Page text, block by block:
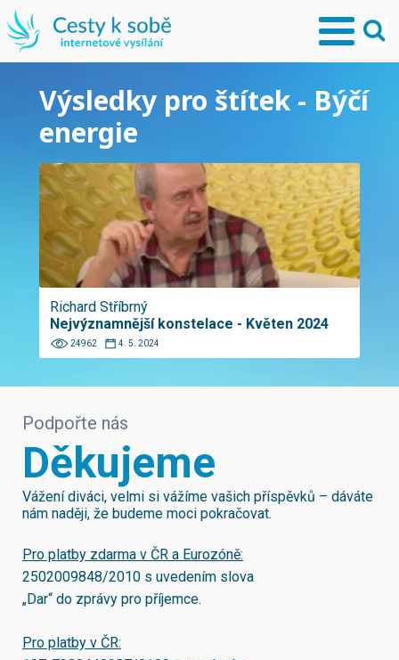
Výsledky pro štítek - Býčí
energie
Richard Stříbrný
Nejvýznamnější konstelace - Květen 2024
24962 4. 5. 2024
Podpořte nás
Děkujeme
Vážení diváci, velmi si vážíme vašich příspěvků – dáváte
nám naději, že budeme moci pokračovat.
Pro platby zdarma v ČR a Eurozóně:
2502009848/2010 s uvedením slova
„Dar“ do zprávy pro příjemce.
Pro platby v ČR: